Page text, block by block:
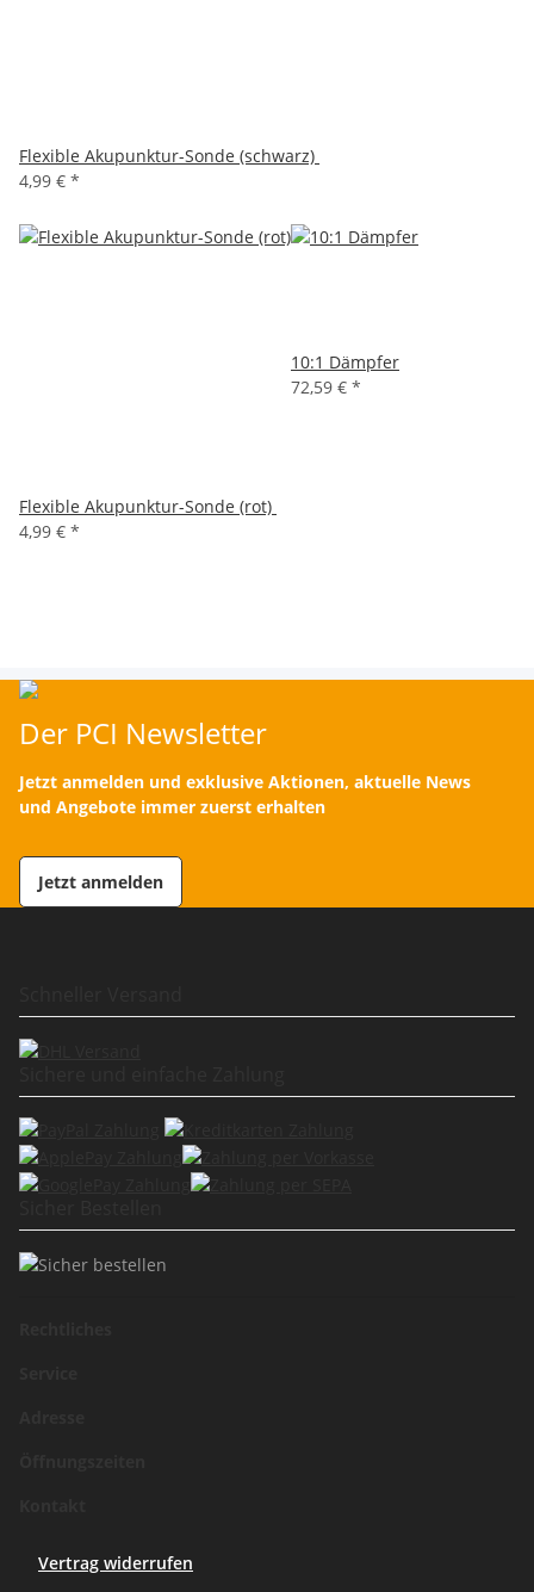
Flexible Akupunktur-Sonde (schwarz)
4,99 € *
Flexible Akupunktur-Sonde (rot)
4,99 € *
10:1 Dämpfer
72,59 € *
Der PCI Newsletter
Jetzt anmelden und exklusive Aktionen, aktuelle News
und Angebote immer zuerst erhalten
Jetzt anmelden
Vertrag widerrufen